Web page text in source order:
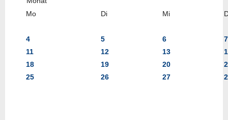
Mo Di Mi
4 5 6
7
11
12 13
18
19 20
25
26 27